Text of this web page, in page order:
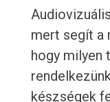
mert segít a
hogy milyen
készségek